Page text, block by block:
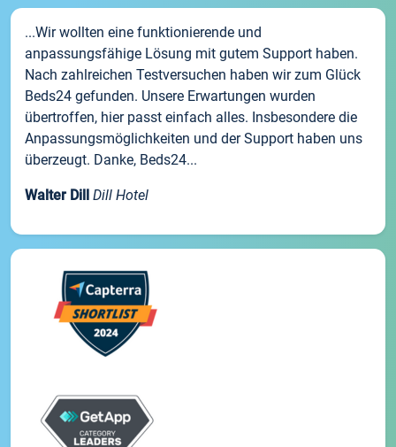
...Wir wollten eine funktionierende und
anpassungsfähige Lösung mit gutem Support haben.
Nach zahlreichen Testversuchen haben wir zum Glück
Beds24 gefunden. Unsere Erwartungen wurden
übertroffen, hier passt einfach alles. Insbesondere die
Anpassungsmöglichkeiten und der Support haben uns
überzeugt. Danke, Beds24...
Walter Dill Dill Hotel